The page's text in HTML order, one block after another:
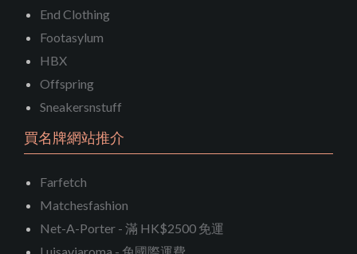
End Clothing
Footasylum
HBX
Offspring
Sneakersnstuff
買名牌網站推介
Farfetch
Matchesfashion
Net-A-Porter - 滿 HK$2500 免運